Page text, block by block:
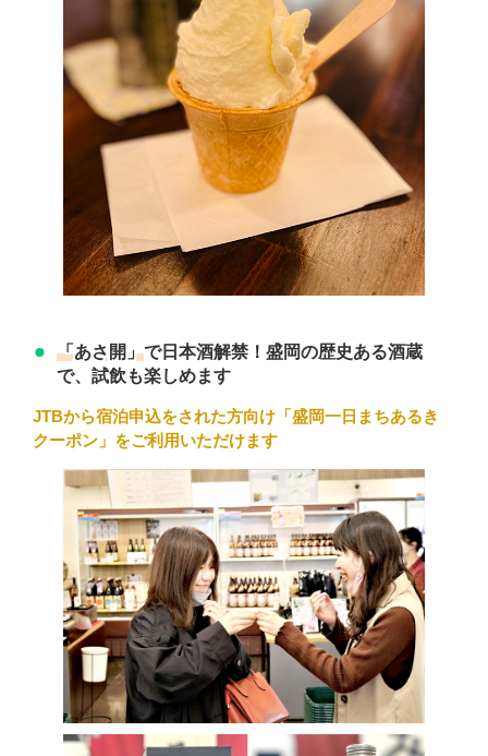
「あさ開」で日本酒解禁！盛岡の歴史ある酒蔵
で、試飲も楽しめます
JTBから宿泊申込をされた方向け「盛岡一日まちあるき
クーポン」をご利用いただけます